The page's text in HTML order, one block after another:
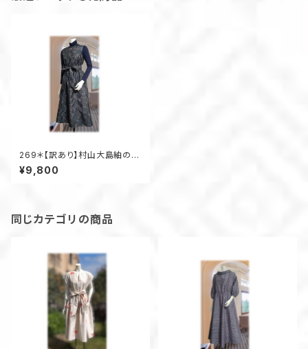
269＊【訳あり】村山大島紬のジ
ャンスカにもなるAラインワンピ
ース（グレー／オーナメント柄）
¥9,800
同じカテゴリの商品